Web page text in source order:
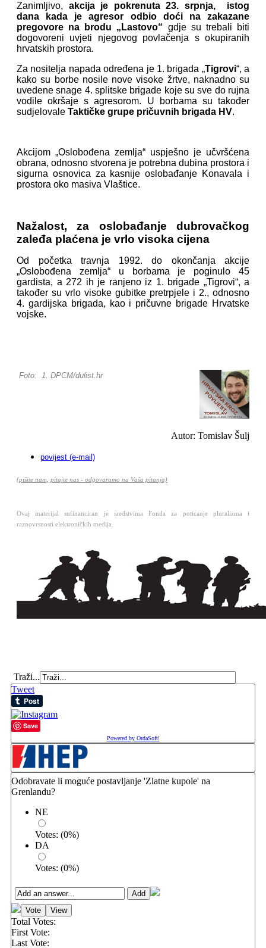
Zanimljivo, akcija je pokrenuta 23. srpnja, istog
dana kada je agresor odbio doći na zakazane
pregovore na brodu „Lastovo“ gdje su trebali biti
dogovoreni uvjeti njegovog povlačenja s okupiranih
hrvatskih prostora.
Za nositelja napada određena je 1. brigada „Tigrovi“, a
kako su borbe nosile nove visoke žrtve, naknadno su
uvedene snage 4. splitske brigade koje su sve do rujna
vodile okršaje s agresorom. U borbama su također
sudjelovale Taktičke grupe pričuvnih brigada HV.
Akcijom „Oslobođena zemlja“ uspješno je učvršćena
obrana, odnosno stvorena je potrebna dubina prostora i
sigurna osnovica za kasnije oslobađanje Konavala i
prostora oko masiva Vlaštice.
Nažalost, za oslobađanje dubrovačkog
zaleđa plaćena je vrlo visoka cijena
Od početka travnja 1992. do okončanja akcije
„Oslobođena zemlja“ u borbama je poginulo 45
gardista, a 272 ih je ranjeno iz 1. brigade „Tigrovi“, a
također su vrlo visoke gubitke pretrpjele i 2., odnosno
4. gardijska brigada, kao i pričuvne brigade Hrvatske
vojske.
Foto: 1. DPCM/dulist.hr
Autor: Tomislav Šulj
povijest (e-mail)
(pišite nam, pitajte nas - odgovaramo na Vaša pitanja)
Ovaj materijal sufinanciran je sredstvima Fonda za poticanje pluralizma i
raznovrsnosti elektroničkih medija.
Traži...
Tweet
Save
Powered by OrdaSoft!
Odobravate li moguće postavljanje 'Zlatne kupole' na
Grenlandu?
NE
Votes: (0%)
DA
Votes: (0%)
Total Votes:
First Vote:
Last Vote: